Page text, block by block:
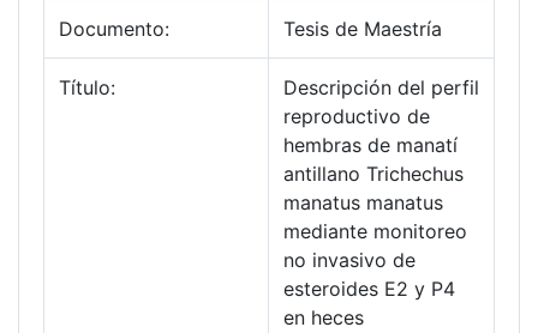
Documento: Tesis de Maestría
Título:
Descripción del perfil
reproductivo de
hembras de manatí
antillano Trichechus
manatus manatus
mediante monitoreo
no invasivo de
esteroides E2 y P4
en heces